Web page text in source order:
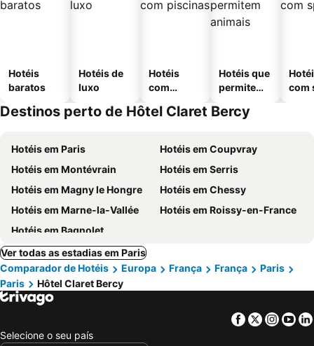
Hotéis
baratos
Hotéis de
luxo
Hotéis
com
Hotéis que
permitem
com
Destinos perto de Hôtel Claret Bercy
Hotéis em Paris
Hotéis em Coupvray
Hotéis em Montévrain
Hotéis em Serris
Hotéis em Magny le Hongre
Hotéis em Chessy
Hotéis em Marne-la-Vallée
Hotéis em Roissy-en-France
Hotéis em Bagnolet
Ver todas as estadias em Paris
Comparador de Hotéis
Europa França França
Paris
Paris
Hôtel Claret Bercy
Facebook
Twitter
Selecione o seu país